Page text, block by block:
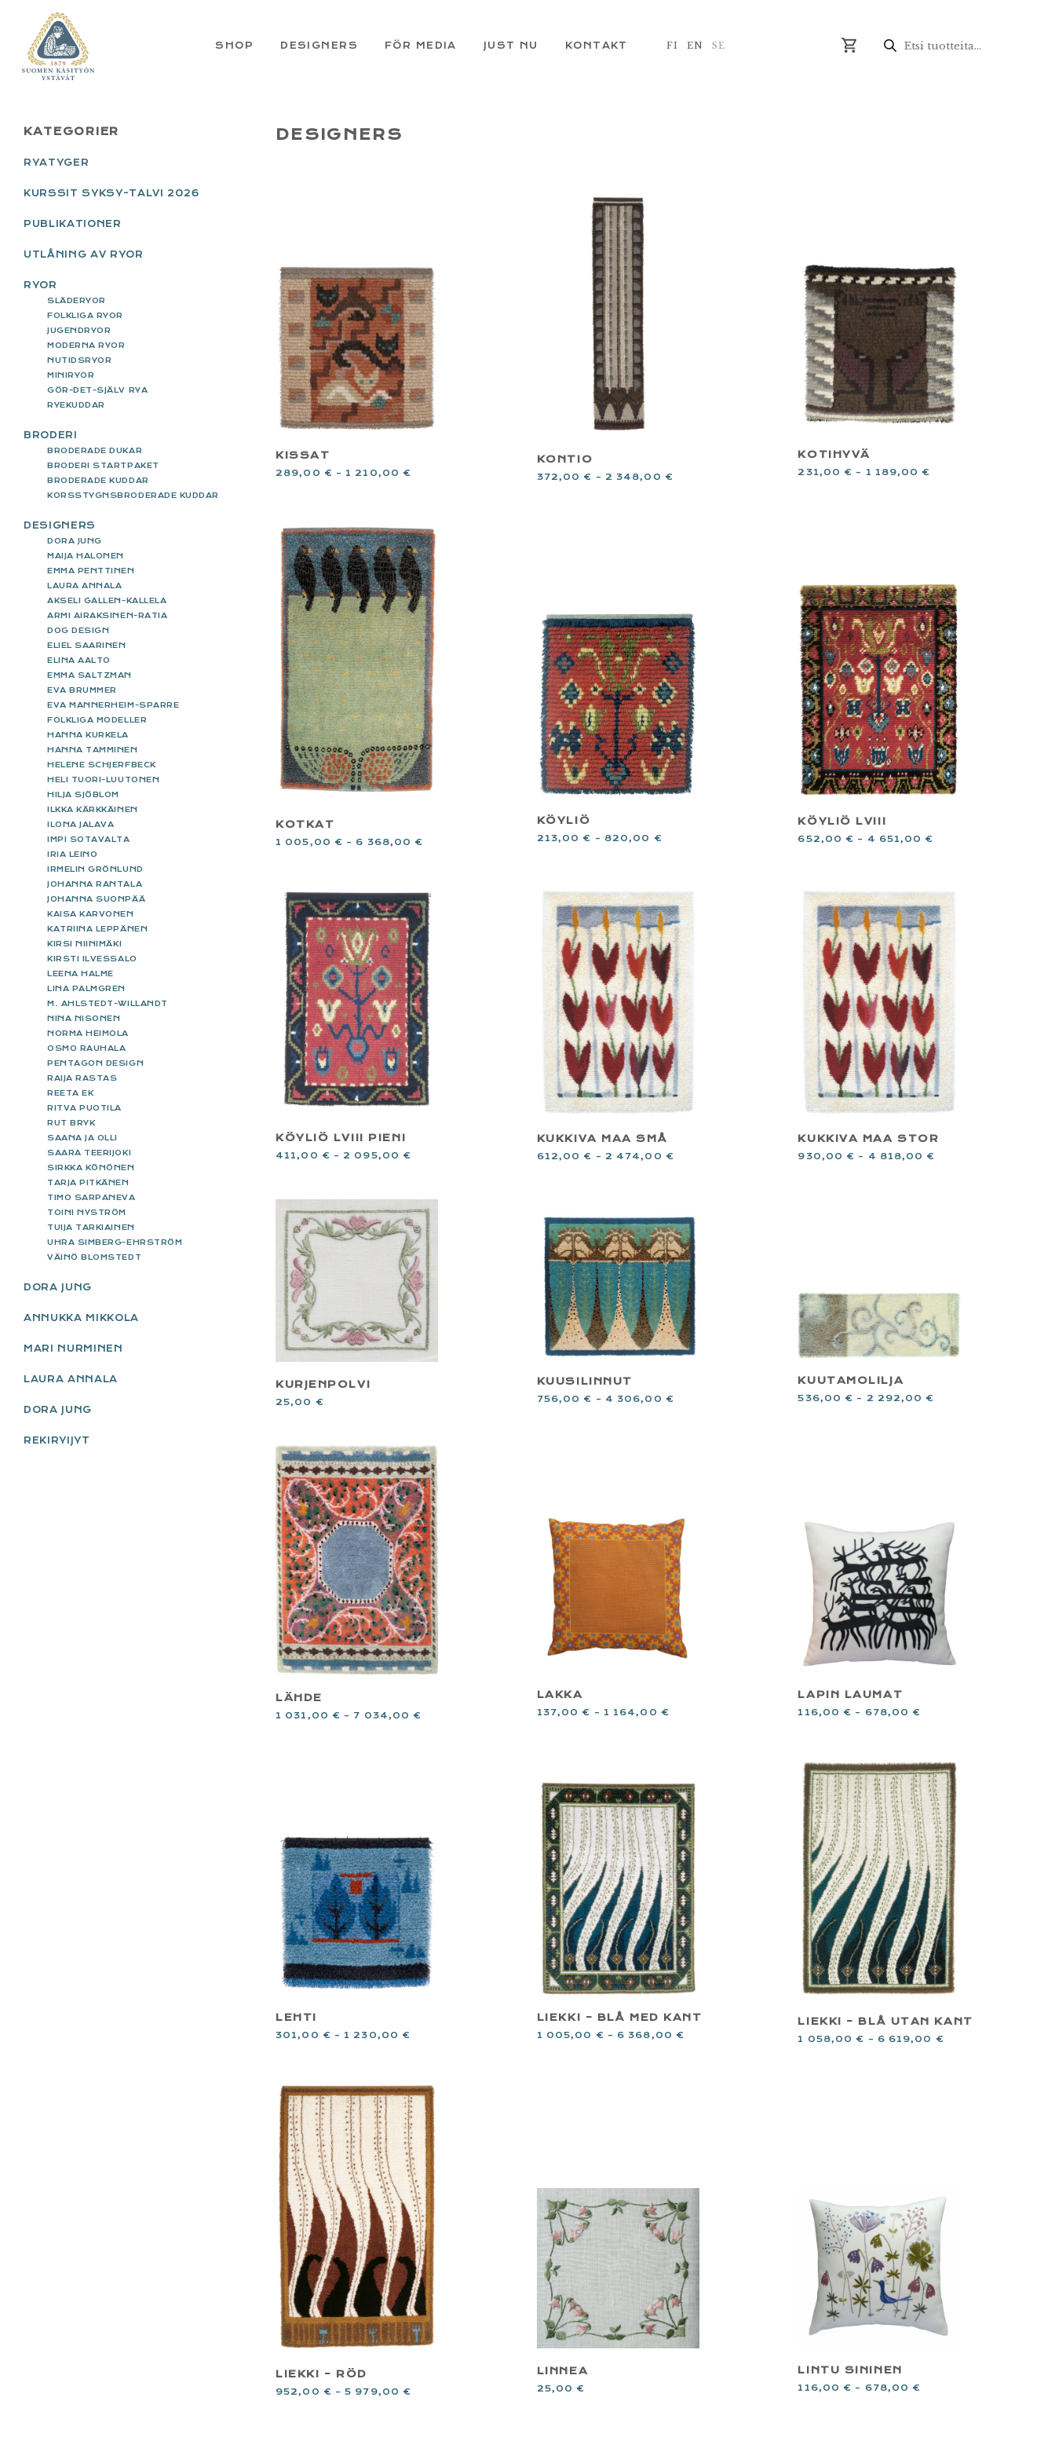
primary
navigation
content
primary
sidebar
footer
SHOP DESIGNERS FÖR MEDIA JUST NU KONTAKT FI EN SE
DESIGNERS
KISSAT
289,00 € – 1 210,00 €
KONTIO
372,00 € – 2 348,00 €
KOTIHYVÄ
231,00 € – 1 189,00 €
KOTKAT
1 005,00 € – 6 368,00 €
KÖYLIÖ
213,00 € – 820,00 €
KÖYLIÖ LVIII
652,00 € – 4 651,00 €
KÖYLIÖ LVIII PIENI
411,00 € – 2 095,00 €
KUKKIVA MAA SMÅ
612,00 € – 2 474,00 €
KUKKIVA MAA STOR
930,00 € – 4 818,00 €
KURJENPOLVI
25,00 €
KUUSILINNUT
756,00 € – 4 306,00 €
KUUTAMOLILJA
536,00 € – 2 292,00 €
LÄHDE
1 031,00 € – 7 034,00 €
LAKKA
137,00 € – 1 164,00 €
LAPIN LAUMAT
116,00 € – 678,00 €
LEHTI
301,00 € – 1 230,00 €
LIEKKI – BLÅ MED KANT
1 005,00 € – 6 368,00 €
LIEKKI – BLÅ UTAN KANT
1 058,00 € – 6 619,00 €
LIEKKI – RÖD
952,00 € –5 979,00 €
LINNEA
25,00 €
LINTU SININEN
116,00 € – 678,00 €
PRIMARY
SIDEBAR
KATEGORIER
RYATYGER
KURSSIT SYKSY-TALVI 2026
PUBLIKATIONER
UTLÅNING AV RYOR
RYOR
SLÄDERYOR
FOLKLIGA RYOR
JUGENDRYOR
MODERNA RYOR
NUTIDSRYOR
MINIRYOR
GÖR-DET-SJÄLV RYA
RYEKUDDAR
BRODERI
BRODERADE DUKAR
BRODERI STARTPAKET
BRODERADE KUDDAR
KORSSTYGNSBRODERADE KUDDAR
DESIGNERS
DORA JUNG
MAIJA HALONEN
EMMA PENTTINEN
LAURA ANNALA
AKSELI GALLEN-KALLELA
ARMI AIRAKSINEN-RATIA
DOG DESIGN
ELIEL SAARINEN
ELINA AALTO
EMMA SALTZMAN
EVA BRUMMER
EVA MANNERHEIM-SPARRE
FOLKLIGA MODELLER
HANNA KURKELA
HANNA TAMMINEN
HELENE SCHJERFBECK
HELI TUORI-LUUTONEN
HILJA SJÖBLOM
ILKKA KÄRKKÄINEN
ILONA JALAVA
IMPI SOTAVALTA
IRIA LEINO
IRMELIN GRÖNLUND
JOHANNA RANTALA
JOHANNA SUONPÄÄ
KAISA KARVONEN
KATRIINA LEPPÄNEN
KIRSI NIINIMÄKI
KIRSTI ILVESSALO
LEENA HALME
LINA PALMGREN
M. AHLSTEDT-WILLANDT
NINA NISONEN
NORMA HEIMOLA
OSMO RAUHALA
PENTAGON DESIGN
RAIJA RASTAS
REETA EK
RITVA PUOTILA
RUT BRYK
SAANA JA OLLI
SAARA TEERIJOKI
SIRKKA KÖNÖNEN
TARJA PITKÄNEN
TIMO SARPANEVA
TOINI NYSTRÖM
TUIJA TARKIAINEN
UHRA SIMBERG-EHRSTRÖM
VÄINÖ BLOMSTEDT
DORA JUNG
ANNUKKA MIKKOLA
MARI NURMINEN
LAURA ANNALA
DORA JUNG
REKIRYIJYT